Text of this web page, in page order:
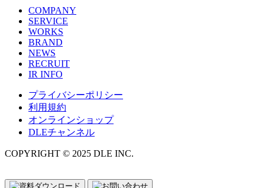
COMPANY
SERVICE
WORKS
BRAND
NEWS
RECRUIT
IR INFO
プライバシーポリシー
利用規約
オンラインショップ
DLEチャンネル
COPYRIGHT © 2025 DLE INC.